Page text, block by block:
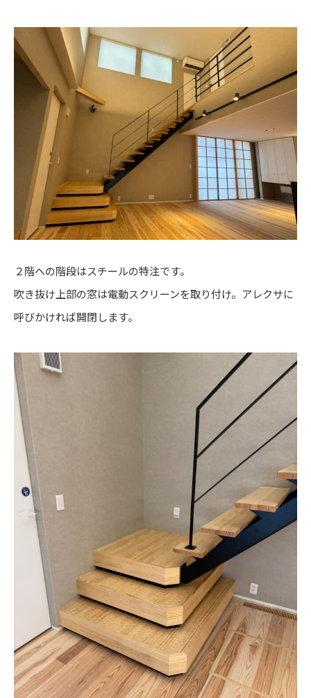
２階への階段はスチールの特注です。
吹き抜け上部の窓は電動スクリーンを取り付け。アレクサに
呼びかければ開閉します。